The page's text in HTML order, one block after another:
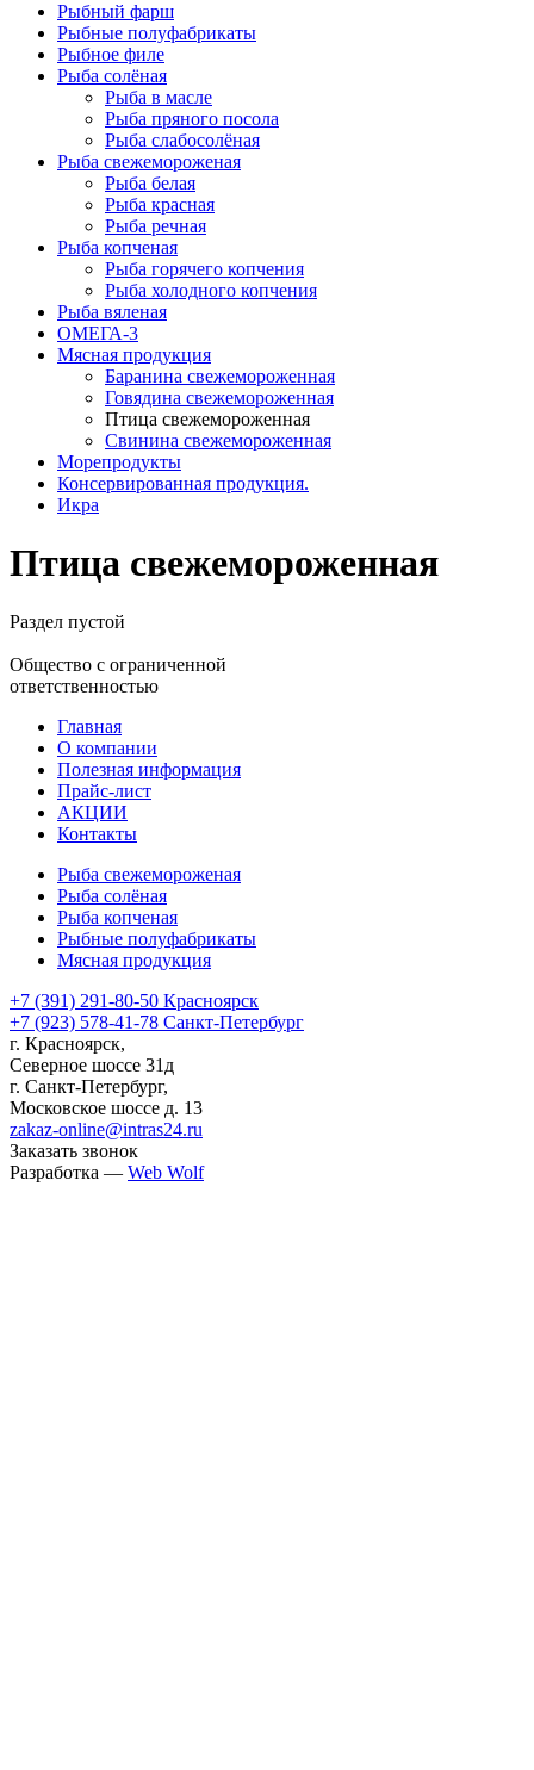
Рыбный фарш
Рыбные полуфабрикаты
Рыбное филе
Рыба солёная
Рыба в масле
Рыба пряного посола
Рыба слабосолёная
Рыба свежемороженая
Рыба белая
Рыба красная
Рыба речная
Рыба копченая
Рыба горячего копчения
Рыба холодного копчения
Рыба вяленая
ОМЕГА-3
Мясная продукция
Баранина свежемороженная
Говядина свежемороженная
Птица свежемороженная
Свинина свежемороженная
Морепродукты
Консервированная продукция.
Икра
Птица свежемороженная
Раздел пустой
Общество с ограниченной
ответственностью
Главная
О компании
Полезная информация
Прайс-лист
АКЦИИ
Контакты
Рыба свежемороженая
Рыба солёная
Рыба копченая
Рыбные полуфабрикаты
Мясная продукция
+7 (391) 291-80-50 Красноярск
+7 (923) 578-41-78 Санкт-Петербург
г. Красноярск,
Северное шоссе 31д
г. Санкт-Петербург,
Московское шоссе д. 13
zakaz-online@intras24.ru
Заказать звонок
Разработка — Web Wolf